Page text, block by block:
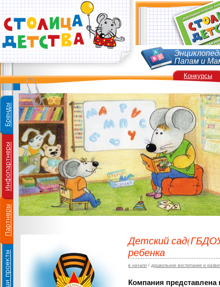
Папам и
Детский
ребенка
в начало / дошкольное воспитание и
Компания представлена
Конкурсы